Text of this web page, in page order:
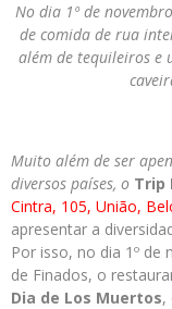
No dia1º de
de comida de rua
além detequileiros e
Muito além de ser
diversos países, o Trip
Cintra, 105, União,
apresentar a
Por isso, no dia 1º de
de Finados, o
Dia de Los Muertos,